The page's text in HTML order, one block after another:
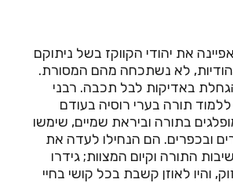
את יהודי הקווקז בשל ניתוקם
לא נשתכחה מהם המסורת.
באדיקות לבל תכבה. רבני
ללמוד תורה בערי רוסיה בעודם
בתורה וביראת שמיים, שימשו
ובכפרים. הם הנחילו לעדה את
התורה וקיום המצוות; גידרו
והיו לאוזן קשבת בכל קושי בחיי